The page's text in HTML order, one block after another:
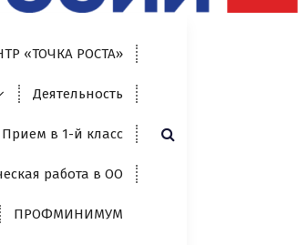
«ТОЧКА РОСТА»
Деятельность
Прием в 1-й класс
работа в ОО
ПРОФМИНИМУМ